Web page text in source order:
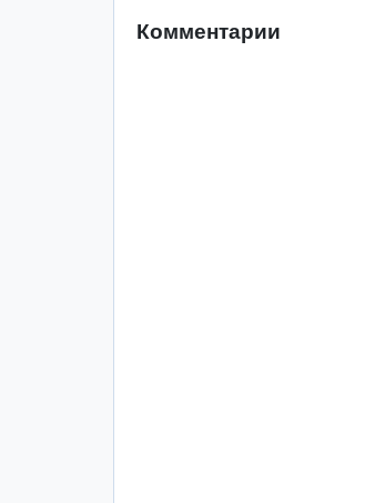
Комментарии